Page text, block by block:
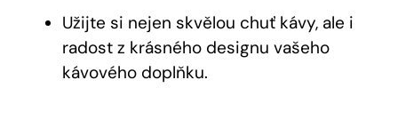
Užijte si nejen skvělou chuť kávy, ale i
radost z krásného designu vašeho
kávového doplňku.